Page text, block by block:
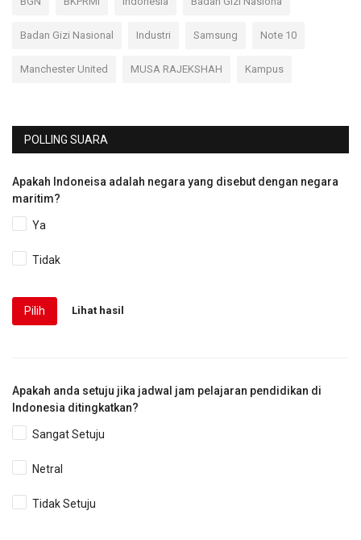
Badan Gizi Nasional Industri Samsung Note 10
Manchester United MUSA RAJEKSHAH Kampus
POLLING SUARA
Apakah Indoneisa adalah negara yang disebut dengan negara
maritim?
Ya
Tidak
Pilih Lihat hasil
Apakah anda setuju jika jadwal jam pelajaran pendidikan di
Indonesia ditingkatkan?
Sangat Setuju
Netral
Tidak Setuju